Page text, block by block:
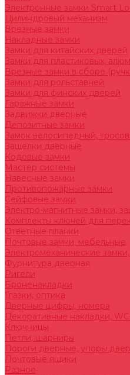
Электронные замки Smart
Цилиндровый механизм
Врезные замки
Накладные замки
Замки для китайских дверей
Замки для пластиковых,
Врезные замки в сборе
Замки для рольставней
Замки для финских дверей
Гаражные замки
Задвижки дверные
Депозитные замки
Замок велосипедный,
Защелки дверные
Кодовые замки
Мастер системы
Навесные замки
Противопожарные замки
Сейфовые замки
Электро-магнитные замки,
Комплекты ключей для
Ответные планки
Почтовые замки, мебельные
Электромеханические
Фурнитура дверная
Ригели
Броненакладки
Глазки, оптика
Дверные цифры, номера
Декоративные накладки,
Ключницы
Петли, шарниры
Пороги дверные, упоры
Почтовые ящики
Разное